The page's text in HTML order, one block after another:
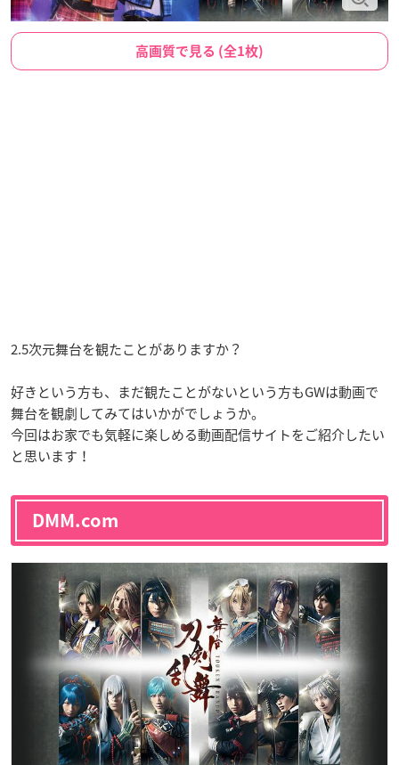
高画質で見る (全1枚)
2.5次元舞台を観たことがありますか？
好きという方も、まだ観たことがないという方もGWは動画で
舞台を観劇してみてはいかがでしょうか。
今回はお家でも気軽に楽しめる動画配信サイトをご紹介したい
と思います！
DMM.com